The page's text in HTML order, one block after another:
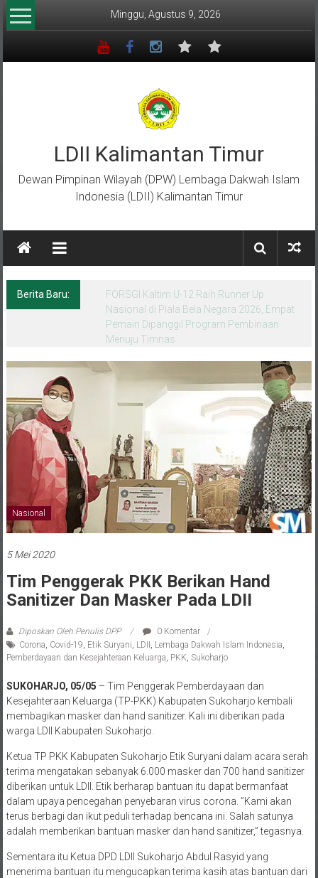
Lompat
ke
Minggu, Agustus 9, 2026
LDII Kalimantan Timur
Dewan Pimpinan Wilayah (DPW) Lembaga Dakwah Islam
Indonesia (LDII) Kalimantan Timur
Berita Baru:
Menempa Generasi Muda Berkarakter Luhur
di Bumi Perkemahan Makroman Indah
melalui CAI ke-47
Nasional
Sanitizer Dan Masker Pada LDII
Corona,Covid-19,Etik Suryani, LDII, Lembaga Dakwah Islam Indonesia
Pemberdayaan dan Kesejahteraan Keluarga,PKK, Sukoharjo
Kesejahteraan Keluarga (TP-PKK) Kabupaten Sukoharjo kembali
membagikan masker dan hand sanitizer. Kali ini diberikan pada
warga LDII Kabupaten Sukoharjo.
terima mengatakan sebanyak 6.000 masker dan 700 hand sanitizer
diberikan untuk LDII. Etik berharap bantuan itu dapat bermanfaat
dalam upaya pencegahan penyebaran virus corona. ”Kami akan
terus berbagi dan ikut peduli terhadap bencana ini. Salah satunya
adalah memberikan bantuan masker dan hand sanitizer,” tegasnya.
menerima bantuan itu mengucapkan terima kasih atas bantuan dari
Tim Penggerak PKK Kab.Sukoharjo dan berharap semoga wabah